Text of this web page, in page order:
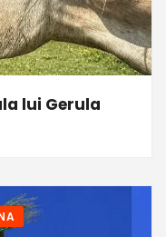
lui Gerula